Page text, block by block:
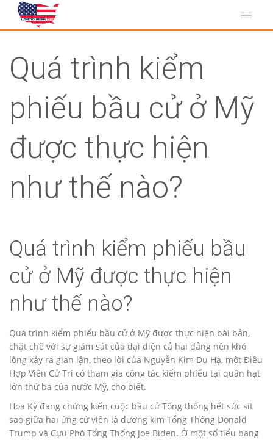
Quá trình kiểm
phiếu bầu cử ở Mỹ
được thực hiện
như thế nào?
Quá trình kiểm phiếu bầu
cử ở Mỹ được thực hiện
như thế nào?
Quá trình kiểm phiếu bầu cử ở Mỹ được thực hiện bài bản,
chặt chẽ với sự giám sát của đại diện cả hai đảng nên khó
lòng xảy ra gian lận, theo lời của Nguyễn Kim Du Hạ, một Điều
Hợp Viên Cử Tri có tham gia công tác kiểm phiếu tại quận hạt
lớn thứ ba của nước Mỹ, cho biết.
Hoa Kỳ đang chứng kiến cuộc bầu cử Tổng thống hết sức sít
sao giữa hai ứng cử viên là đương kim Tổng Thống Donald
Trump và Cựu Phó Tổng Thống Joe Biden. Ở một số tiểu bang